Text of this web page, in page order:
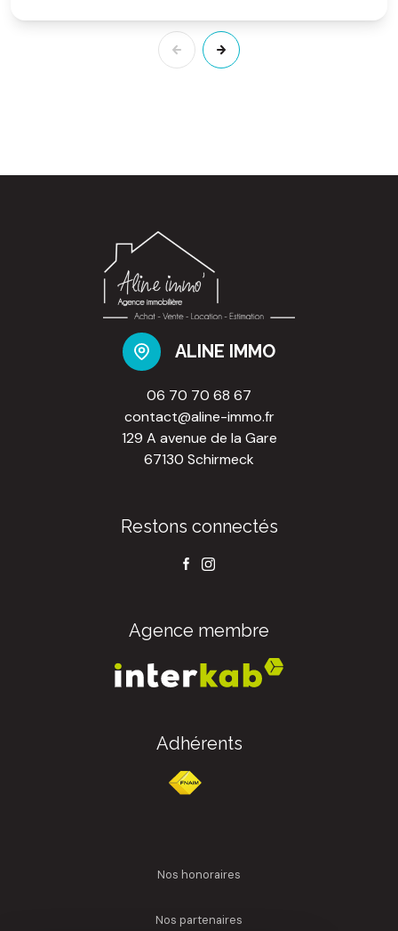
ALINE IMMO
06 70 70 68 67
contact@aline-immo.fr
129 A avenue de la Gare
67130 Schirmeck
Restons connectés
Agence membre
Adhérents
nos honoraires
nos partenaires